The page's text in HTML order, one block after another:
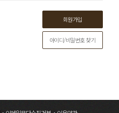
회원가입
아이디/비밀번호 찾기